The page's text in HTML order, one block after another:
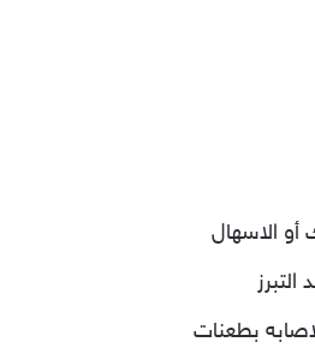
أو الاسهال
بطعنات